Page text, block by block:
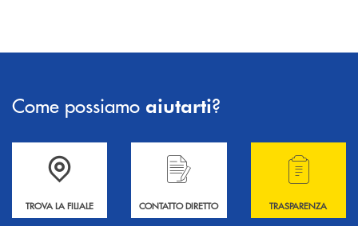
Come possiamo aiutarti?
Accedi all' elenco completo delle filiali .
TROVA LA FILIALE
Hai bisogno di informazioni? Contattaci !
CONTATTO DIRETTO
Hai bisogno di
TRASPARENZA